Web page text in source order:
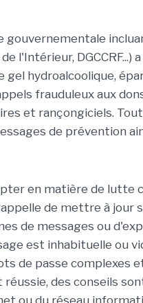
gouvernementale
l'Intérieur, DGCCRF...)
gel hydroalcoolique,
frauduleux aux
et rançongiciels.
de prévention
en matière de lutte
de mettre à jour
de messages ou
est inhabituelle ou
de passe complexes
des conseils
ou du réseau